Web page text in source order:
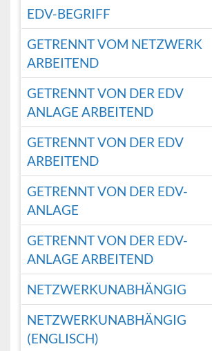
EDV-BEGRIFF
GETRENNT VOM NETZWERK
ARBEITEND
GETRENNT VON DER EDV
ANLAGE ARBEITEND
GETRENNT VON DER EDV
ARBEITEND
GETRENNT VON DER EDV-
ANLAGE
GETRENNT VON DER EDV-
ANLAGE ARBEITEND
NETZWERKUNABHÄNGIG
NETZWERKUNABHÄNGIG
(ENGLISCH)